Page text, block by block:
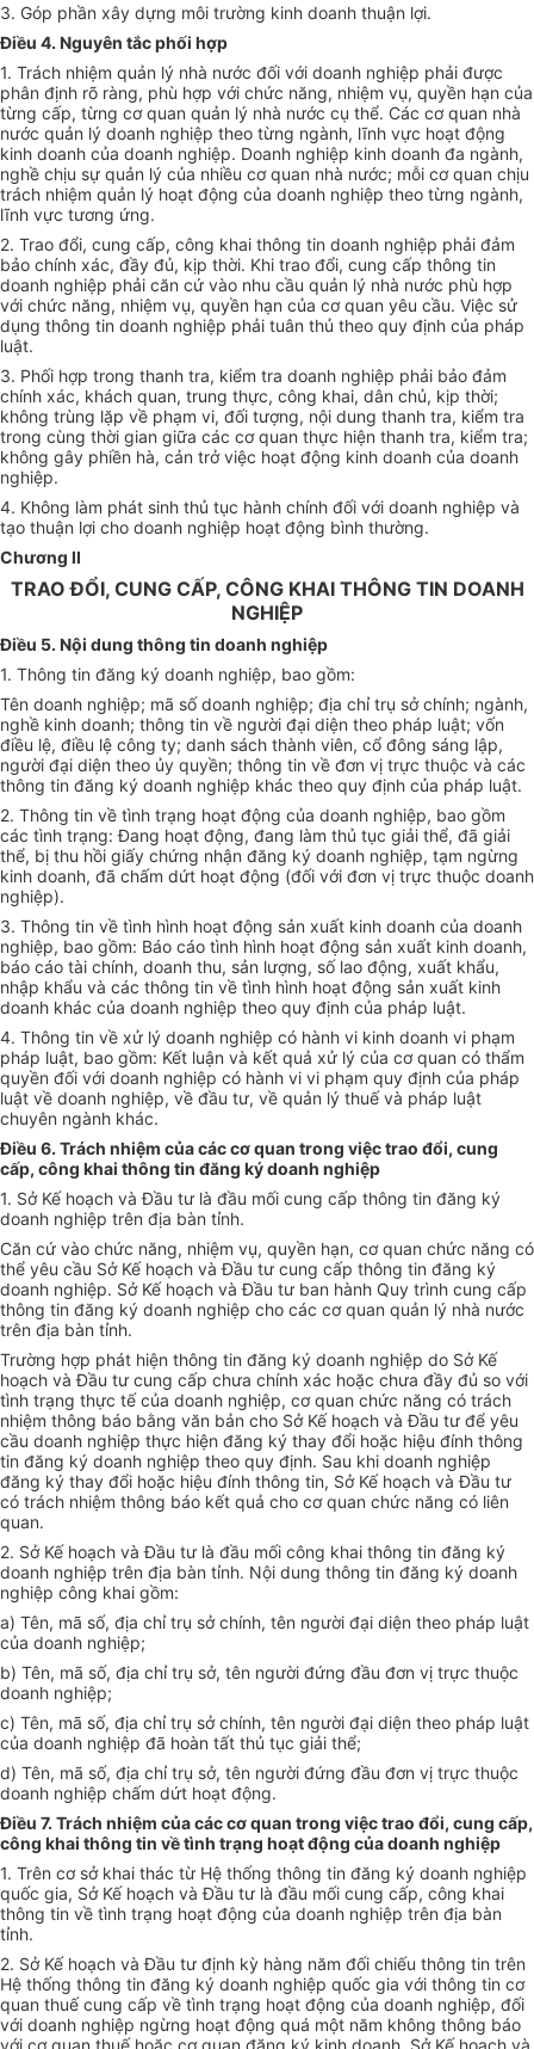
3. Góp phần xây dựng môi trường kinh doanh thuận lợi.
Điều 4. Nguyên tắc phối hợp
1. Trách nhiệm quản lý nhà nước đối với doanh nghiệp phải được
phân định rõ ràng, phù hợp với chức năng, nhiệm vụ, quyền hạn của
từng cấp, từng cơ quan quản lý nhà nước cụ thể. Các cơ quan nhà
nước quản lý doanh nghiệp theo từng ngành, lĩnh vực hoạt động
kinh doanh của doanh nghiệp. Doanh nghiệp kinh doanh đa ngành,
nghề chịu sự quản lý của nhiều cơ quan nhà nước; mỗi cơ quan chịu
trách nhiệm quản lý hoạt động của doanh nghiệp theo từng ngành,
lĩnh vực tương ứng.
2. Trao đổi, cung cấp, công khai thông tin doanh nghiệp phải đảm
bảo chính xác, đầy đủ, kịp thời. Khi trao đổi, cung cấp thông tin
doanh nghiệp phải căn cứ vào nhu cầu quản lý nhà nước phù hợp
với chức năng, nhiệm vụ, quyền hạn của cơ quan yêu cầu. Việc sử
dụng thông tin doanh nghiệp phải tuân thủ theo quy định của pháp
luật.
3. Phối hợp trong thanh tra, kiểm tra doanh nghiệp phải bảo đảm
chính xác, khách quan, trung thực, công khai, dân chủ, kịp thời;
không trùng lặp về phạm vi, đối tượng, nội dung thanh tra, kiểm tra
trong cùng thời gian giữa các cơ quan thực hiện thanh tra, kiểm tra;
không gây phiền hà, cản trở việc hoạt động kinh doanh của doanh
nghiệp.
4. Không làm phát sinh thủ tục hành chính đối với doanh nghiệp và
tạo thuận lợi cho doanh nghiệp hoạt động bình thường.
Chương II
TRAO ĐỔI, CUNG CẤP, CÔNG KHAI THÔNG TIN DOANH
NGHIỆP
Điều 5. Nội dung thông tin doanh nghiệp
1. Thông tin đăng ký doanh nghiệp, bao gồm:
Tên doanh nghiệp; mã số doanh nghiệp; địa chỉ trụ sở chính; ngành,
nghề kinh doanh; thông tin về người đại diện theo pháp luật; vốn
điều lệ, điều lệ công ty; danh sách thành viên, cổ đông sáng lập,
người đại diện theo ủy quyền; thông tin về đơn vị trực thuộc và các
thông tin đăng ký doanh nghiệp khác theo quy định của pháp luật.
2. Thông tin về tình trạng hoạt động của doanh nghiệp, bao gồm
các tình trạng: Đang hoạt động, đang làm thủ tục giải thể, đã giải
thể, bị thu hồi giấy chứng nhận đăng ký doanh nghiệp, tạm ngừng
kinh doanh, đã chấm dứt hoạt động (đối với đơn vị trực thuộc doanh
nghiệp).
3. Thông tin về tình hình hoạt động sản xuất kinh doanh của doanh
nghiệp, bao gồm: Báo cáo tình hình hoạt động sản xuất kinh doanh,
báo cáo tài chính, doanh thu, sản lượng, số lao động, xuất khẩu,
nhập khẩu và các thông tin về tình hình hoạt động sản xuất kinh
doanh khác của doanh nghiệp theo quy định của pháp luật.
4. Thông tin về xử lý doanh nghiệp có hành vi kinh doanh vi phạm
pháp luật, bao gồm: Kết luận và kết quả xử lý của cơ quan có thẩm
quyền đối với doanh nghiệp có hành vi vi phạm quy định của pháp
luật về doanh nghiệp, về đầu tư, về quản lý thuếvà pháp luật
chuyên ngành khác.
Điều 6. Trách nhiệm của các cơ quan trong việc trao đổi, cung
cấp, công khai thông tin đăng ký doanh nghiệp
1. Sở Kế hoạch và Đầu tư là đầu mối cung cấp thông tin đăng ký
doanh nghiệp trên địa bàn tỉnh.
Căn cứ vào chức năng, nhiệm vụ, quyền hạn, cơ quan chức năng có
thể yêu cầu Sở Kế hoạch và Đầu tư cung cấp thông tin đăng ký
doanh nghiệp. Sở Kế hoạch và Đầu tư ban hành Quy trình cung cấp
thông tin đăng ký doanh nghiệp cho các cơ quan quản lý nhà nước
trên địa bàn tỉnh.
Trường hợp phát hiện thông tin đăng ký doanh nghiệp do Sở Kế
hoạch và Đầu tư cung cấp chưa chính xác hoặc chưa đầy đủ so với
tình trạng thực tế của doanh nghiệp, cơ quan chức năng có trách
nhiệm thông báo bằng văn bản cho Sở Kế hoạch và Đầu tư để yêu
cầu doanh nghiệp thực hiện đăng ký thay đổi hoặc hiệu đính thông
tin đăng ký doanh nghiệp theo quy định. Sau khi doanh nghiệp
đăng ký thay đổi hoặc hiệu đính thông tin, Sở Kế hoạch và Đầu tư
có trách nhiệm thông báo kết quả cho cơ quan chức năng có liên
quan.
2. Sở Kế hoạch và Đầu tư là đầu mối công khai thông tin đăng ký
doanh nghiệp trên địa bàn tỉnh. Nội dung thông tin đăng ký doanh
nghiệp công khai gồm:
a) Tên, mã số, địa chỉ trụ sở chính, tên người đại diện theo pháp luật
của doanh nghiệp;
b) Tên, mã số, địa chỉ trụ sở, tên người đứng đầu đơn vị trực thuộc
doanh nghiệp;
c) Tên, mã số, địa chỉ trụ sở chính, tên người đại diện theo pháp luật
của doanh nghiệp đã hoàn tất thủ tục giải thể;
d) Tên, mã số, địa chỉ trụ sở, tên người đứng đầu đơn vị trực thuộc
doanh nghiệp chấm dứt hoạt động.
Điều 7. Trách nhiệm của các cơ quan trong việc trao đổi, cung cấp,
công khai thông tin về tình trạng hoạt động của doanh nghiệp
1. Trên cơ sở khai thác từ Hệ thống thông tin đăng ký doanh nghiệp
quốc gia, Sở Kế hoạch và Đầu tư là đầu mối cung cấp, công khai
thông tin về tình trạng hoạt động của doanh nghiệp trên địa bàn
tỉnh.
2. Sở Kế hoạch và Đầu tư định kỳ hàng năm đối chiếu thông tin trên
Hệ thống thông tin đăng ký doanh nghiệp quốc gia với thông tin cơ
quan thuế cung cấp về tình trạng hoạt động của doanh nghiệp, đối
với doanh nghiệp ngừng hoạt động quá một năm không thông báo
với cơ quan thuế hoặc cơ quan đăng ký kinh doanh, Sở Kế hoạch và